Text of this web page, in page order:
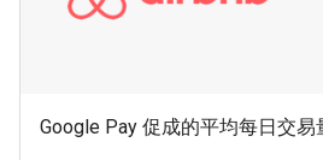
Google Pay 促成的平均每日交易